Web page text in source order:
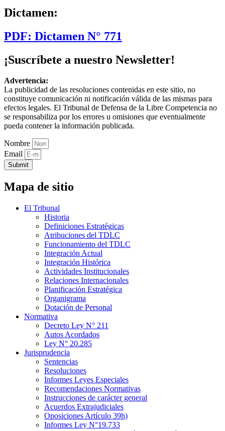
Dictamen:
PDF: Dictamen N° 771
¡Suscríbete a nuestro Newsletter!
Advertencia:
La publicidad de las resoluciones contenidas en este sitio, no
constituye comunicación ni notificación válida de las mismas para
efectos legales. El Tribunal de Defensa de la Libre Competencia no
se responsabiliza por los errores u omisiones que eventualmente
pueda contener la información publicada.
Nombre
Email
Submit
Mapa de sitio
El Tribunal
Historia
Definiciones Estratégicas
Atribuciones del TDLC
Funcionamiento del TDLC
Integración Actual
Integración Histórica
Actividades Institucionales
Relaciones Internacionales
Planificación Estratégica
Organigrama
Dotación de Personal
Normativa
Decreto Ley N° 211
Autos Acordados
Ley N° 20.285
Jurisprudencia
Sentencias
Resoluciones
Informes Leyes Especiales
Recomendaciones Normativas
Instrucciones de carácter general
Acuerdos Extrajudiciales
Oposiciones Artículo 39h)
Informes Ley N°19.733